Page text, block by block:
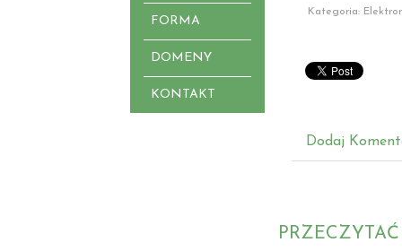
FORMA
DOMENY
KONTAKT
Kategoria:
Dodaj